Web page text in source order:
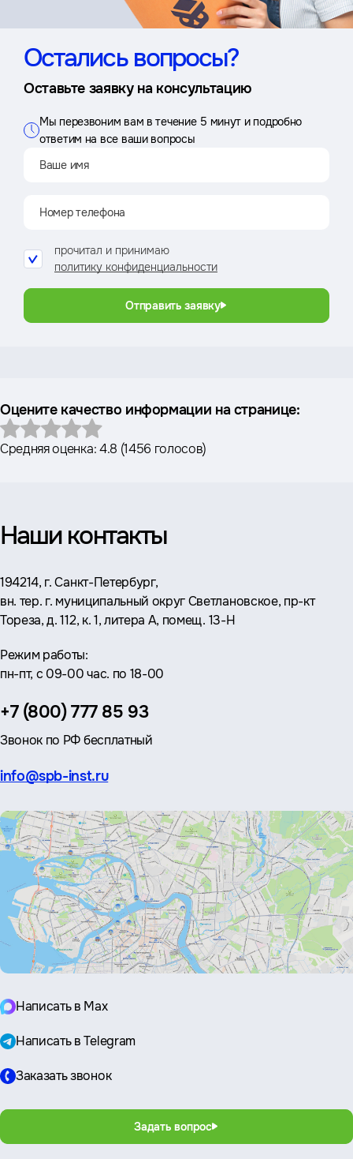
Остались вопросы?
Оставьте заявку на консультацию
Мы перезвоним вам в течение 5 минут и подробно
ответим на все ваши вопросы
прочитал и принимаю
политику конфиденциальности
Отправить заявку
Оцените качество информации на странице:
Средняя оценка:4.8 (1456 голосов)
Наши контакты
Адрес:
194214, г. Санкт-Петербург,
вн. тер. г. муниципальный округ Светлановское, пр-кт
Тореза, д. 112, к. 1, литера А, помещ. 13-Н
Режим работы:
пн-пт, с 09-00 час. по 18-00
Телефон:
+7 (800) 777 85 93
Звонок по РФ бесплатный
Эл.
info@spb-inst.ru
Написать в Max
Написать в Telegram
Заказать звонок
Задать вопрос